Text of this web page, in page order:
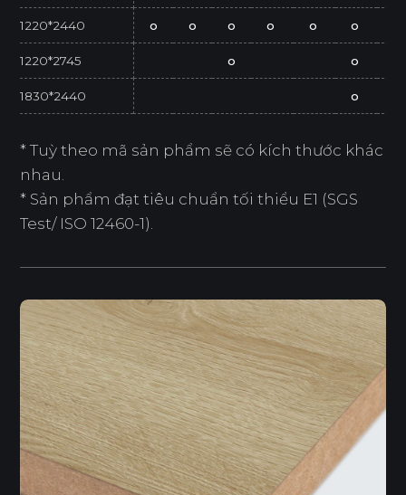
1220*2440 o o o o o o
1220*2745 o o
1830*2440 o
* Tuỳ theo mã sản phẩm sẽ có kích thước khác
nhau.
* Sản phẩm đạt tiêu chuẩn tối thiểu E1 (SGS
Test/ ISO 12460-1).